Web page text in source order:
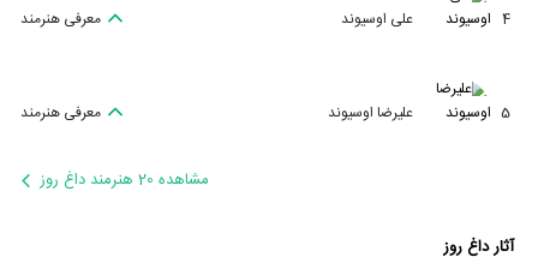
4 علی اوسیوند معرفی هنرمند
5 علیرضا اوسیوند معرفی هنرمند
مشاهده 20 هنرمند داغ روز
آثار داغ روز